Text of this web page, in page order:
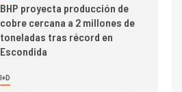
BHP proyecta producción de
cobre cercana a 2 millones de
toneladas tras récord en
Escondida
I+D